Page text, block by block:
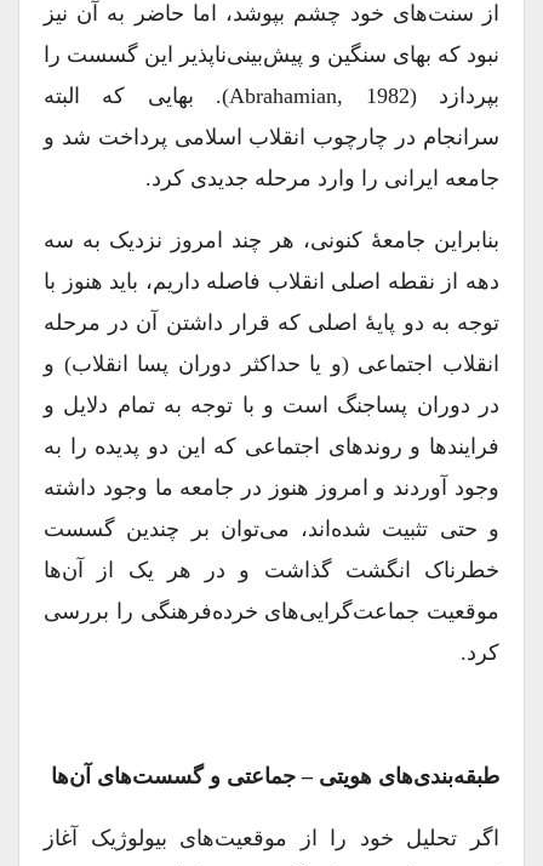
از سنت‌های خود چشم بپوشد، اما حاضر به آن نیز
نبود که بهای سنگین و پیش‌بینی‌ناپذیر این گسست را
بپردازد (Abrahamian, 1982). بهایی که البته
سرانجام در چارچوب انقلاب اسلامی پرداخت شد و
جامعه ایرانی را وارد مرحله جدیدی کرد.
بنابراین جامعۀ کنونی، هر چند امروز نزدیک به سه
دهه از نقطه اصلی انقلاب فاصله داریم، باید هنوز با
توجه به دو پایۀ اصلی که قرار داشتن آن در مرحله
انقلاب اجتماعی (و یا حداکثر دوران پسا انقلاب) و
در دوران پسا‌جنگ است و با توجه به تمام دلایل و
فرایندها و روندهای اجتماعی که این دو پدیده را به
وجود آوردند و امروز هنوز در جامعه ما وجود داشته
و حتی تثبیت شده‌اند، می‌توان بر چندین گسست
خطرناک انگشت گذاشت و در هر یک از آن‌ها
موقعیت جماعت‌گرایی‌های خرده‌فرهنگی را بررسی
کرد.
طبقه‌بندی‌های هویتی – جماعتی و گسست‌های آن‌ها
اگر تحلیل خود را از موقعیت‌های بیولوژیک آغاز